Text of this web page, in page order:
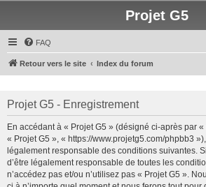
Projet G5
FAQ
Retour vers le site Index du forum
Projet G5 - Enregistrement
En accédant à « Projet G5 » (désigné ci-après par
« Projet G5 », « https://www.projetg5.com/phpbb3
légalement responsable des conditions suivantes.
d’être légalement responsable de toutes les
n’accédez pas et/ou n’utilisez pas « Projet G5 ».